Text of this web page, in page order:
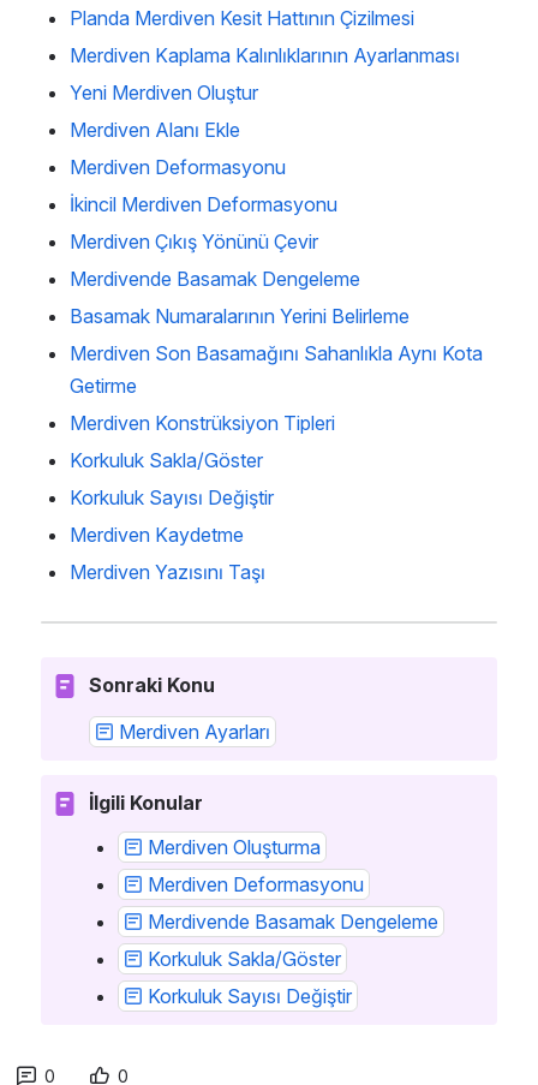
Planda Merdiven Kesit Hattının Çizilmesi
Merdiven Kaplama Kalınlıklarının Ayarlanması
Yeni Merdiven Oluştur
Merdiven Alanı Ekle
Merdiven Deformasyonu
İkincil Merdiven Deformasyonu
Merdiven Çıkış Yönünü Çevir
Merdivende Basamak Dengeleme
Basamak Numaralarının Yerini Belirleme
Merdiven Son Basamağını Sahanlıkla Aynı Kota
Getirme
Merdiven Konstrüksiyon Tipleri
Korkuluk Sakla/Göster
Korkuluk Sayısı Değiştir
Merdiven Kaydetme
Merdiven Yazısını Taşı
Sonraki Konu
Merdiven Ayarları
İlgili Konular
Merdiven Oluşturma
Merdiven Deformasyonu
Merdivende Basamak Dengeleme
Korkuluk Sakla/Göster
Korkuluk Sayısı Değiştir
0 0